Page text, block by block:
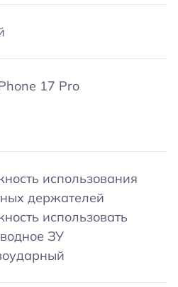
17 Pro
использования
держателей
использовать
ЗУ